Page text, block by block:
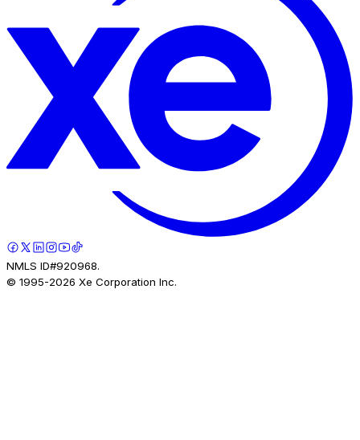
NMLS ID#920968.
© 1995-2026 Xe Corporation Inc.